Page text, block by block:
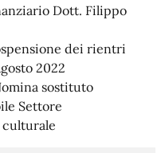
Dott. Filippo
dei rientri
2022
sostituto
Settore
culturale